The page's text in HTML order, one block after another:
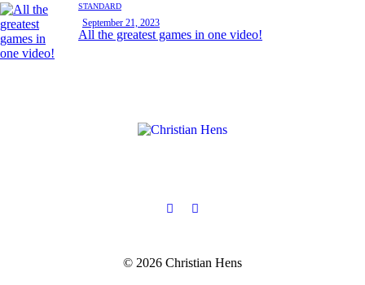
STANDARD
September 21, 2023
All the greatest games in one video!
© 2026 Christian Hens